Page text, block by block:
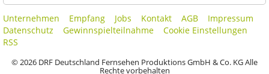
Unternehmen Empfang Jobs Kontakt AGB
Impressum
Datenschutz
Gewinnspielteilnahme
Cookie Einstellungen
RSS
© 2026 DRF Deutschland Fernsehen Produktions GmbH & Co. KG Alle
Rechte vorbehalten